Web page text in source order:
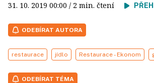
31. 10. 2019 00:00 / 2 min. čtení
ODEBÍRAT AUTORA
restaurace jídlo Restaurace - Ekonom
ODEBÍRAT TÉMA